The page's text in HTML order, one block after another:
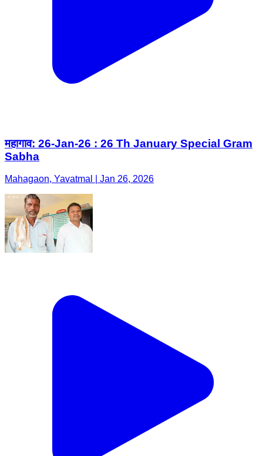
महागाव: 26-Jan-26 : 26 Th January Special Gram
Sabha
Mahagaon, Yavatmal | Jan 26, 2026